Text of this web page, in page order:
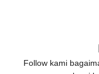
Follow kami